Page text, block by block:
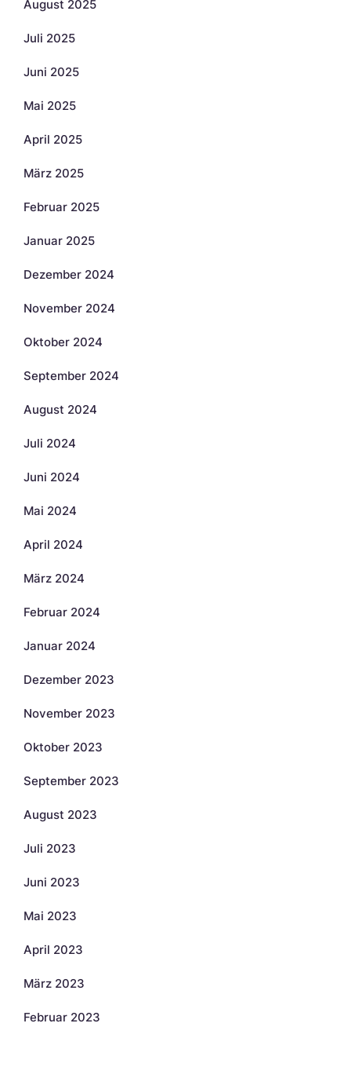
August 2025
Juli 2025
Juni 2025
Mai 2025
April 2025
März 2025
Februar 2025
Januar 2025
Dezember 2024
November 2024
Oktober 2024
September 2024
August 2024
Juli 2024
Juni 2024
Mai 2024
April 2024
März 2024
Februar 2024
Januar 2024
Dezember 2023
November 2023
Oktober 2023
September 2023
August 2023
Juli 2023
Juni 2023
Mai 2023
April 2023
März 2023
Februar 2023